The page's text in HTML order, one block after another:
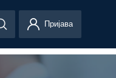
Пријава